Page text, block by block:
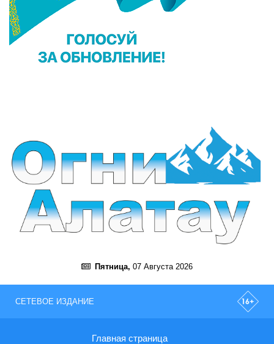
Пятница, 07 Августа 2026
СЕТЕВОЕ ИЗДАНИЕ
Главная страница